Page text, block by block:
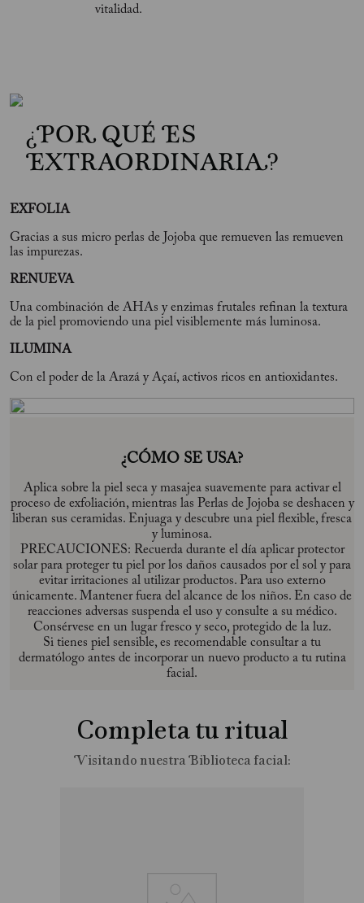
vitalidad.
¿POR QUÉ ES
EXTRAORDINARIA?
EXFOLIA
Gracias a sus micro perlas de Jojoba que remueven las remueven
las impurezas.
RENUEVA
Una combinación de AHAs y enzimas frutales refinan la textura
de la piel promoviendo una piel visiblemente más luminosa.
ILUMINA
Con el poder de la Arazá y Açaí, activos ricos en antioxidantes.
¿CÓMO SE USA?
Aplica sobre la piel seca y masajea suavemente para activar el
proceso de exfoliación, mientras las Perlas de Jojoba se deshacen y
liberan sus ceramidas. Enjuaga y descubre una piel flexible, fresca
y luminosa.
PRECAUCIONES: Recuerda durante el día aplicar protector
solar para proteger tu piel por los daños causados por el sol y para
evitar irritaciones al utilizar productos. Para uso externo
únicamente. Mantener fuera del alcance de los niños. En caso de
reacciones adversas suspenda el uso y consulte a su médico.
Consérvese en un lugar fresco y seco, protegido de la luz.
Si tienes piel sensible, es recomendable consultar a tu
dermatólogo antes de incorporar un nuevo producto a tu rutina
facial.
Completa tu ritual